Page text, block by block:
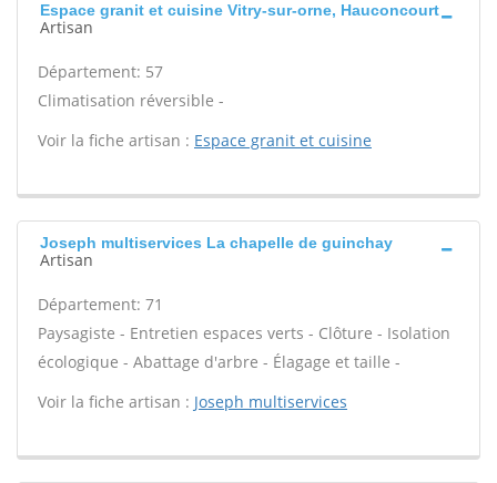
Espace granit et cuisine Vitry-sur-orne, Hauconcourt
Artisan
Département: 57
Climatisation réversible -
Voir la fiche artisan : Espace granit et cuisine
Joseph multiservices La chapelle de guinchay
Artisan
Département: 71
Paysagiste - Entretien espaces verts - Clôture - Isolation
écologique - Abattage d'arbre - Élagage et taille -
Voir la fiche artisan : Joseph multiservices